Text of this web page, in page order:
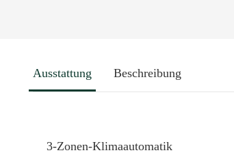
Ausstattung Beschreibung
3-Zonen-Klimaautomatik